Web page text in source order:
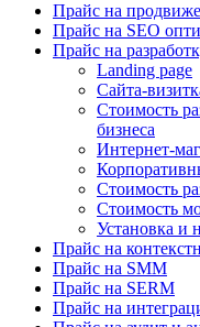
Прайс на
Прайс на SEO
Прайс на
Landing page
Cайта-
Стоимость
бизнеса
Интернет-
Стоимость
Стоимость
Установка и
Прайс на
Прайс на SMM
Прайс на SERM
Прайс на